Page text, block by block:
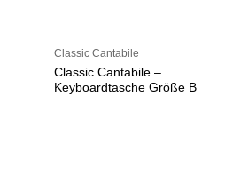
Classic Cantabile
Classic Cantabile –
Keyboardtasche Größe B